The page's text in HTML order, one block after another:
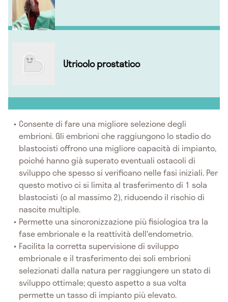
Utricolo prostatico
Consente di fare una migliore selezione degli
embrioni. Gli embrioni che raggiungono lo stadio do
blastocisti offrono una migliore capacità di impianto,
poiché hanno già superato eventuali ostacoli di
sviluppo che spesso si verificano nelle fasi iniziali. Per
questo motivo ci si limita al trasferimento di 1 sola
blastocisti (o al massimo 2), riducendo il rischio di
nascite multiple.
Permette una sincronizzazione più fisiologica tra la
fase embrionale e la reattività dell'endometrio.
Facilita la corretta supervisione di sviluppo
embrionale e il trasferimento dei soli embrioni
selezionati dalla natura per raggiungere un stato di
sviluppo ottimale; questo aspetto a sua volta
permette un tasso di impianto più elevato.